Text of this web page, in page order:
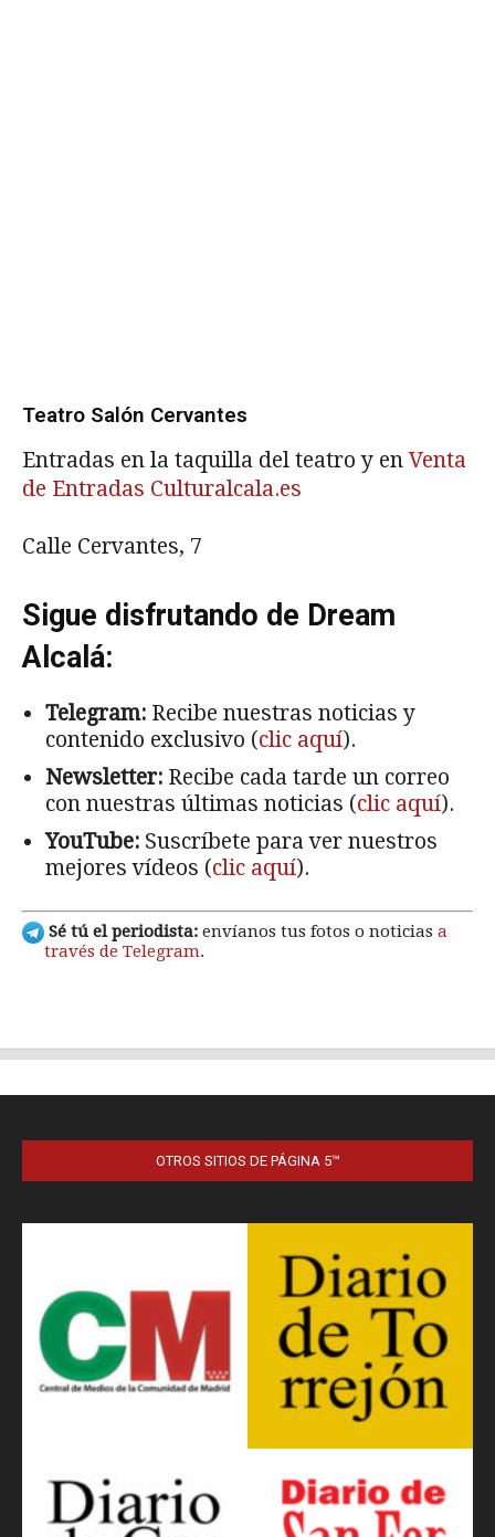
OTROS SITIOS DE PÁGINA 5™